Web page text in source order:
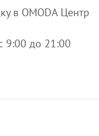
в OMODA Центр
9:00 до 21:00